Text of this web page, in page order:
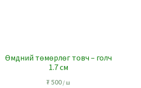
Өмдний төмөрлөг товч – голч
1.7 см
₮500 / ш